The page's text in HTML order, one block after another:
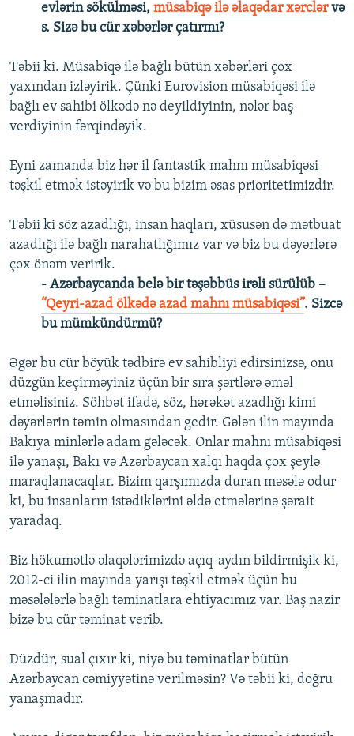
evlərin sökülməsi, müsabiqə ilə əlaqədar xərclərvə
s. Sizə bu cür xəbərlər çatırmı?
Təbii ki. Müsabiqə ilə bağlı bütün xəbərləri çox
yaxından izləyirik. Çünki Eurovision müsabiqəsi ilə
bağlı ev sahibi ölkədə nə deyildiyinin, nələr baş
verdiyinin fərqindəyik.
Eyni zamanda biz hər il fantastik mahnı müsabiqəsi
təşkil etmək istəyirik və bu bizim əsas prioritetimizdir.
Təbii ki söz azadlığı, insan haqları, xüsusən də mətbuat
azadlığı ilə bağlı narahatlığımız var və biz bu dəyərlərə
çox önəm veririk.
- Azərbaycanda belə bir təşəbbüs irəli sürülüb –
“Qeyri-azad ölkədə azad mahnı müsabiqəsi”. Sizcə
bu mümkündürmü?
Əgər bu cür böyük tədbirə ev sahibliyi edirsinizsə, onu
düzgün keçirməyiniz üçün bir sıra şərtlərə əməl
etməlisiniz. Söhbət ifadə, söz, hərəkət azadlığı kimi
dəyərlərin təmin olmasından gedir. Gələn ilin mayında
Bakıya minlərlə adam gələcək. Onlar mahnı müsabiqəsi
ilə yanaşı, Bakı və Azərbaycan xalqı haqda çox şeylə
maraqlanacaqlar. Bizim qarşımızda duran məsələ odur
ki, bu insanların istədiklərini əldə etmələrinə şərait
yaradaq.
Biz hökumətlə əlaqələrimizdə açıq-aydın bildirmişik ki,
2012-ci ilin mayında yarışı təşkil etmək üçün bu
məsələlərlə bağlı təminatlara ehtiyacımız var. Baş nazir
bizə bu cür təminat verib.
Düzdür, sual çıxır ki, niyə bu təminatlar bütün
Azərbaycan cəmiyyətinə verilməsin? Və təbii ki, doğru
yanaşmadır.